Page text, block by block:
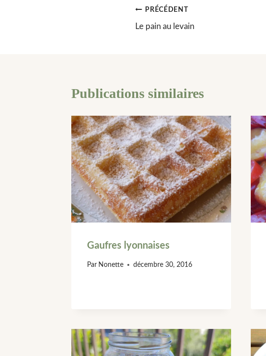
Navigation
de
PRÉCÉDENT
Le pain au levain
Publications similaires
Gaufres lyonnaises
Par Nonette décembre 30, 2016